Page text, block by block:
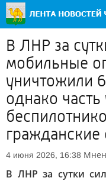
В ЛНР за
мобильные
уничтожили
однако
гражданские
4 июня 2026, 16:38
В ЛНР за сутки